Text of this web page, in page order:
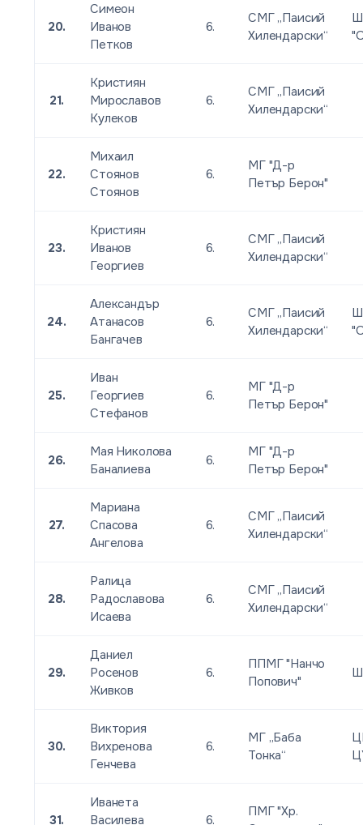
20.
Симеон
Иванов
Петков
6.
СМГ „Паисий
Хилендарски“
21.
Кристиян
Мирославов
Кулеков
6.
СМГ „Паисий
Хилендарски“
22.
Михаил
Стоянов
Стоянов
6.
МГ "Д-р
Петър Берон"
23.
Кристиян
Иванов
Георгиев
6.
СМГ „Паисий
Хилендарски“
24.
Александър
Атанасов
Бангачев
6.
СМГ „Паисий
Хилендарски“
25.
Иван
Георгиев
Стефанов
6.
МГ "Д-р
Петър Берон"
26.
Мая Николова
Баналиева
6.
МГ "Д-р
Петър Берон"
27.
Мариана
Спасова
Ангелова
6.
СМГ „Паисий
Хилендарски“
28.
Ралица
Радославова
Исаева
6.
СМГ „Паисий
Хилендарски“
29.
Даниел
Росенов
Живков
6.
ППМГ "Нанчо
Попович"
30.
Виктория
Вихренова
Генчева
6.
МГ „Баба
Тонка“
31.
Иванета
Василева
6.
ПМГ "Хр.